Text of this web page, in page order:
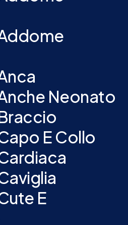
Neonato
E Collo
E